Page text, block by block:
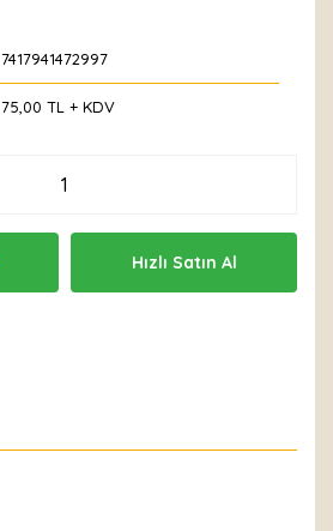
7417941472997
75,00 TL + KDV
Hızlı Satın Al